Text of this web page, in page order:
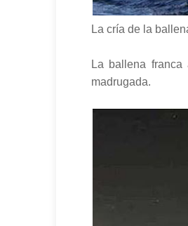
La cría de la
La ballena
madrugada.